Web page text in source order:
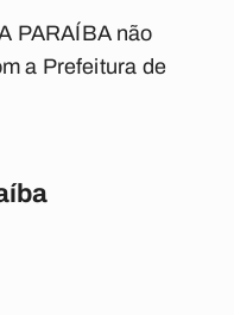
PARAÍBA não
a Prefeitura de